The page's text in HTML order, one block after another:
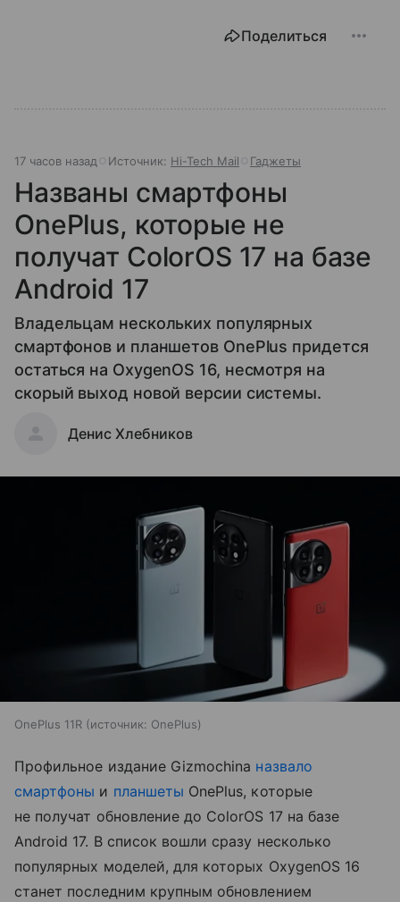
Поделиться
17 часов назад Источник: Hi-Tech Mail Гаджеты
Названы смартфоны
OnePlus, которые не
получат ColorOS 17 на базе
Android 17
Владельцам нескольких популярных
смартфонов и планшетов OnePlus придется
остаться на OxygenOS 16, несмотря на
скорый выход новой версии системы.
Денис Хлебников
OnePlus 11R источник: OnePlus
Профильное издание Gizmochina назвало
смартфоны и планшеты OnePlus, которые
не получат обновление до ColorOS 17 на базе
Android 17. В список вошли сразу несколько
популярных моделей, для которых OxygenOS 16
станет последним крупным обновлением